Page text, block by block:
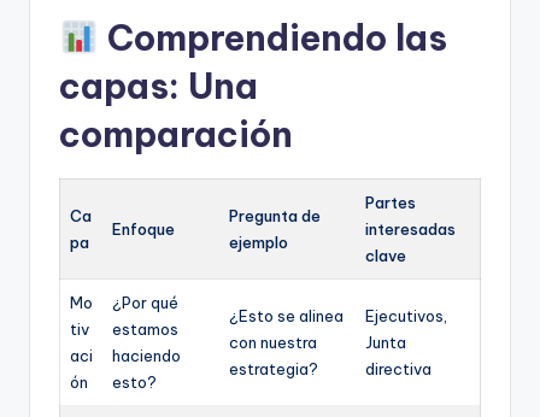
Comprendiendo las
capas: Una
comparación
Ca
pa
Enfoque
Pregunta de
ejemplo
Partes
interesadas
clave
Mo
tiv
aci
ón
¿Por qué
estamos
haciendo
esto?
¿Esto se alinea
con nuestra
estrategia?
Ejecutivos,
Junta
directiva